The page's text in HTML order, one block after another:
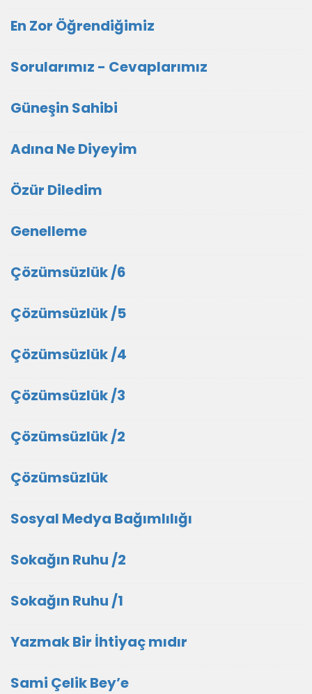
En Zor Öğrendiğimiz
Sorularımız - Cevaplarımız
Güneşin Sahibi
Adına Ne Diyeyim
Özür Diledim
Genelleme
Çözümsüzlük /6
Çözümsüzlük /5
Çözümsüzlük /4
Çözümsüzlük /3
Çözümsüzlük /2
Çözümsüzlük
Sosyal Medya Bağımlılığı
Sokağın Ruhu /2
Sokağın Ruhu /1
Yazmak Bir İhtiyaç mıdır
Sami Çelik Bey’e